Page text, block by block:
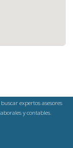
expertos asesores
y contables.